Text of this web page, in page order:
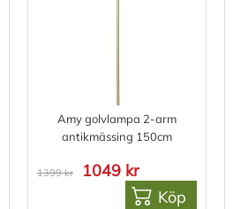
Amy golvlampa 2-arm
antikmässing 150cm
1399 kr
1049 kr
Köp